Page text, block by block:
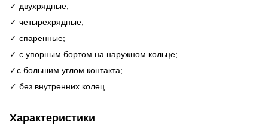
✓ двухрядные;
✓ четырехрядные;
✓ спаренные;
✓ с упорным бортом на наружном кольце;
✓c большим углом контакта;
✓ без внутренних колец.
Характеристики